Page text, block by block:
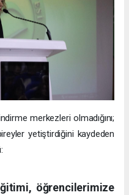
merkezleri olmadığını;
yetiştirdiğini kaydeden
öğrencilerimize